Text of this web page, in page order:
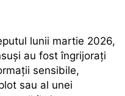
lunii martie 2026,
au fost îngrijorați
sensibile,
sau al unei